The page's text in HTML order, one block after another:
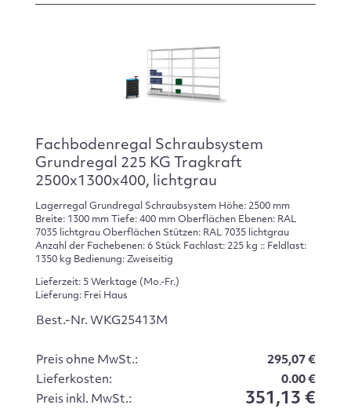
Fachbodenregal Schraubsystem
Grundregal 225 KG Tragkraft
2500x1300x400, lichtgrau
Lagerregal Grundregal Schraubsystem Höhe: 2500 mm
Breite: 1300 mm Tiefe: 400 mm Oberflächen Ebenen: RAL
7035 lichtgrau Oberflächen Stützen: RAL 7035 lichtgrau
Anzahl der Fachebenen: 6 Stück Fachlast: 225 kg :: Feldlast:
1350 kg Bedienung: Zweiseitig
Lieferzeit: 5 Werktage (Mo.-Fr.)
Lieferung: Frei Haus
Best.-Nr. WKG25413M
Preis ohne MwSt.:
295,07 €
Lieferkosten:
0.00 €
Preis inkl. MwSt.:
351,13 €